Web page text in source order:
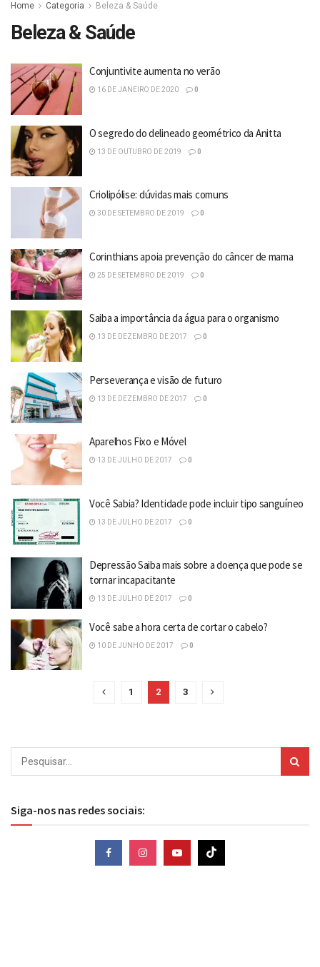
Home Categoria Beleza & Saúde
Beleza & Saúde
Conjuntivite aumenta no verão
16 DE JANEIRO DE 2020 0
O segredo do delineado geométrico da Anitta
13 DE OUTUBRO DE 2019 0
Criolipólise: dúvidas mais comuns
30 DE SETEMBRO DE 2019 0
Corinthians apoia prevenção do câncer de mama
25 DE SETEMBRO DE 2019 0
Saiba a importância da água para o organismo
13 DE DEZEMBRO DE 2017 0
Perseverança e visão de futuro
13 DE DEZEMBRO DE 2017 0
Aparelhos Fixo e Móvel
13 DE JULHO DE 2017 0
Você Sabia? Identidade pode incluir tipo sanguíneo
13 DE JULHO DE 2017 0
Depressão Saiba mais sobre a doença que pode se
tornar incapacitante
13 DE JULHO DE 2017 0
Você sabe a hora certa de cortar o cabelo?
10 DE JUNHO DE 2017 0
1 2 3
Siga-nos nas redes sociais: